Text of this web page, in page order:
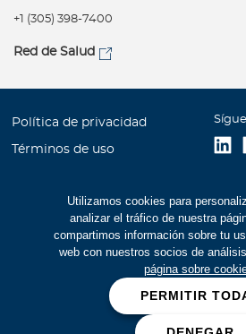
Utilizamos cookies para
analizar el tráfico de nuestra
compartimos información sobre tu
web con nuestros socios de
página sobre
PERMITIR
+1 (305) 398-7400
Red de Salud
Política de privacidad
Términos de uso
Mapa del Sitio
Trabaje con Bupa
Estados Financieros (516